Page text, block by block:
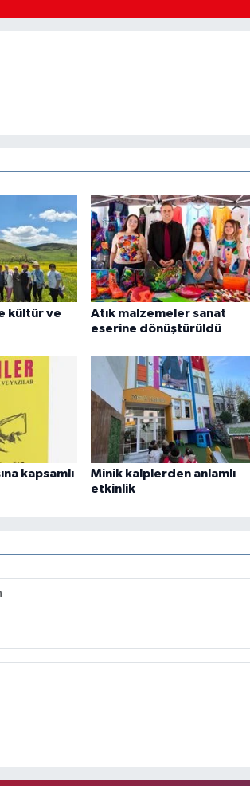
kültür ve
Atık malzemeler sanat
eserine dönüştürüldü
kapsamlı
Minik kalplerden anlamlı
etkinlik